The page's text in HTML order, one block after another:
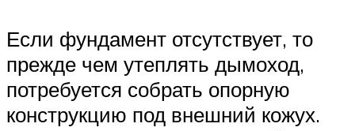
Если фундамент отсутствует, то
прежде чем утеплять дымоход,
потребуется собрать опорную
конструкцию под внешний кожух.